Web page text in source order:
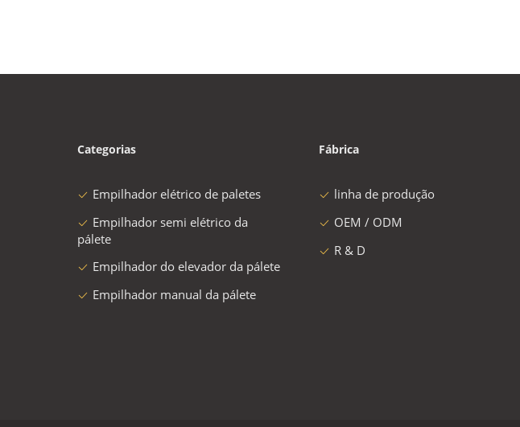
Categorias
Empilhador elétrico de paletes
Empilhador semi elétrico da
pálete
Empilhador do elevador da pálete
Empilhador manual da pálete
Fábrica
linha de produção
OEM / ODM
R & D